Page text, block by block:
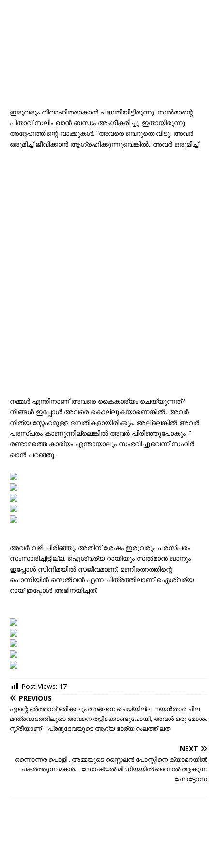
ഇരുവരും വിവാഹിതരാകാൻ പദ്ധതിയിട്ടിരുന്നു. സൽമാന്റെ
പിതാവ് സലിം ഖാൻ ബന്ധം അംഗീകരിച്ചു. ഇതായിരുന്നു
അദ്ദേഹത്തിന്റെ വാക്കുകൾ. “അവരെ വെറുതെ വിടൂ, അവർ
ഒരുമിച്ച് ജീവിക്കാൻ ആഗ്രഹിക്കുന്നുവെങ്കിൽ, അവർ ഒരുമിച്ച്.
നമ്മൾ എന്തിനാണ് അവരെ കൈകാര്യം ചെയ്യുന്നത്?
നിങ്ങൾ ഇപ്പോൾ അവരെ കൊല്ലുകയാണെങ്കിൽ, അവർ
നിത്യ സ്നേഹമുള്ള ദമ്പതികളായിരിക്കും. അല്ലെങ്കിൽ അവർ
പരസ്പരം കാണുന്നില്ലെങ്കിൽ അവർ പിരിഞ്ഞുപോകും. ”
രണ്ടാമത്തെ കാര്യം എന്തായാലും സംഭവിച്ചുവെന്ന് സഹീർ
ഖാൻ പറഞ്ഞു.
അവർ വഴി പിരിഞ്ഞു. അതിന് ശേഷം ഇരുവരും പരസ്പരം
സംസാരിച്ചിട്ടില്ല. ഐശ്വര്യ റായിയും സൽമാൻ ഖാനും
ഇപ്പോൾ സിനിമയിൽ സജീവമാണ്. മണിരത്നത്തിന്റെ
പൊന്നിയിൻ സെൽവൻ എന്ന ചിത്രത്തിലാണ് ഐശ്വര്യ
റായ് ഇപ്പോൾ അഭിനയിച്ചത്.
Post Views: 17
PREVIOUS
എന്റെ ഭർത്താവ് ഒരിക്കലും അങ്ങനെ ചെയ്യില്ല, നയൻതാര ചില
മന്ത്രവാദത്തിലൂടെ അവനെ തട്ടിക്കൊണ്ടുപോയി, അവൾ ഒരു മോശം
സ്ത്രീയാണ് – പ്രഭുദേവയുടെ ആദ്യ ഭാര്യ റംലത്ത് ലത
NEXT
ഒന്നൊന്നര പൊളി.. അമ്മയുടെ സ്റ്റൈലന്‍ പോസ്സിനെ ക്യാമറയില്‍
പകര്‍ത്തുന്ന മകള്‍… സോഷ്യല്‍ മീഡിയയില്‍ വൈറല്‍ ആകുന്ന
ഫോട്ടോസ്